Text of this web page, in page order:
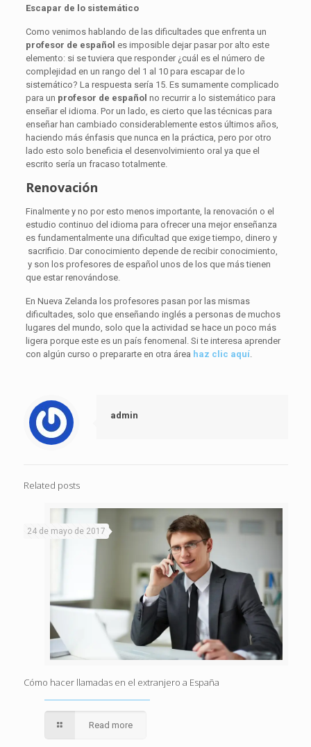
Escapar de lo sistemático
Como venimos hablando de las dificultades que enfrenta un
profesor de español es imposible dejar pasar por alto este
elemento: si se tuviera que responder ¿cuál es el número de
complejidad en un rango del 1 al 10 para escapar de lo
sistemático? La respuesta sería 15. Es sumamente complicado
para un profesor de españolno recurrir a lo sistemático para
enseñar el idioma. Por un lado, es cierto que las técnicas para
enseñar han cambiado considerablemente estos últimos años,
haciendo más énfasis que nunca en la práctica, pero por otro
lado esto solo beneficia el desenvolvimiento oral ya que el
escrito sería un fracaso totalmente.
Renovación
Finalmente y no por esto menos importante, la renovación o el
estudio continuo del idioma para ofrecer una mejor enseñanza
es fundamentalmente una dificultad que exige tiempo, dinero y
sacrificio. Dar conocimiento depende de recibir conocimiento,
y son los profesores de español unos de los que más tienen
que estar renovándose.
En Nueva Zelanda los profesores pasan por las mismas
dificultades, solo que enseñando inglés a personas de muchos
lugares del mundo, solo que la actividad se hace un poco más
ligera porque este es un país fenomenal. Si te interesa aprender
con algún curso o prepararte en otra área haz clic aquí
admin
Related posts
24 de mayo de 2017
Cómo hacer llamadas en el extranjero a España
Read more